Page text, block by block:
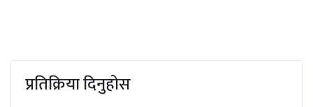
प्रतिक्रिया दिनुहोस